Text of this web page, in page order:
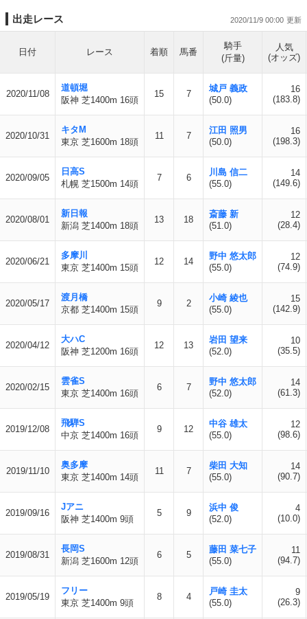
出走レース 2020/11/9 00:00
日付 レース 着順 馬番
騎手
(斤量)
人気
(オッズ)
2020/11/08
道頓堀
阪神 芝1400m 16頭
15 7
城戸 義政
(50.0)
16
(183.8)
2020/10/31
キタM
東京 芝1600m 18頭
11 7
江田 照男
(50.0)
16
(198.3)
2020/09/05
日高S
札幌 芝1500m 14頭
7 6
川島 信二
(55.0)
14
(149.6)
2020/08/01
新日報
新潟 芝1400m 18頭
13 18
斎藤 新
(51.0)
12
(28.4)
2020/06/21
多摩川
東京 芝1400m 15頭
12 14
野中 悠太郎
(55.0)
12
(74.9)
2020/05/17
渡月橋
京都 芝1400m 15頭
9 2
小崎 綾也
(55.0)
15
(142.9)
2020/04/12
大ハC
阪神 芝1200m 16頭
12 13
岩田 望来
(52.0)
10
(35.5)
2020/02/15
雲雀S
東京 芝1400m 16頭
6 7
野中 悠太郎
(52.0)
14
(61.3)
2019/12/08
飛騨S
中京 芝1400m 16頭
9 12
中谷 雄太
(55.0)
12
(98.6)
2019/11/10
奥多摩
東京 芝1400m 14頭
11 7
柴田 大知
(55.0)
14
(90.7)
2019/09/16
Jアニ
阪神 芝1400m 9頭
5 9
浜中 俊
(52.0)
4
(10.0)
2019/08/31
長岡S
新潟 芝1600m 12頭
6 5
藤田 菜七子
(55.0)
11
(94.7)
2019/05/19
フリー
東京 芝1400m 9頭
8 4
戸崎 圭太
(55.0)
9
(26.3)